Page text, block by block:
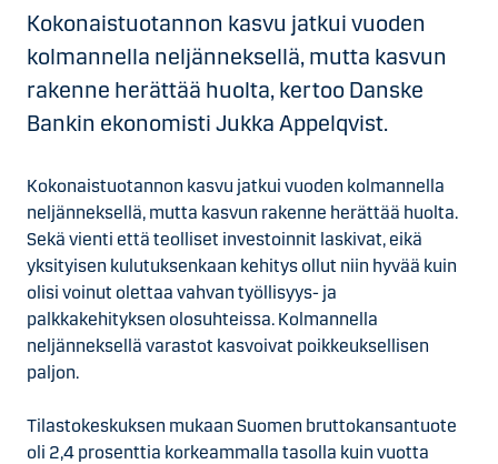
Kokonaistuotannon kasvu jatkui vuoden
kolmannella neljänneksellä, mutta kasvun
rakenne herättää huolta, kertoo Danske
Bankin ekonomisti Jukka Appelqvist.
Kokonaistuotannon kasvu jatkui vuoden kolmannella
neljänneksellä, mutta kasvun rakenne herättää huolta.
Sekä vienti että teolliset investoinnit laskivat, eikä
yksityisen kulutuksenkaan kehitys ollut niin hyvää kuin
olisi voinut olettaa vahvan työllisyys- ja
palkkakehityksen olosuhteissa. Kolmannella
neljänneksellä varastot kasvoivat poikkeuksellisen
paljon.
Tilastokeskuksen mukaan Suomen bruttokansantuote
oli 2,4 prosenttia korkeammalla tasolla kuin vuotta